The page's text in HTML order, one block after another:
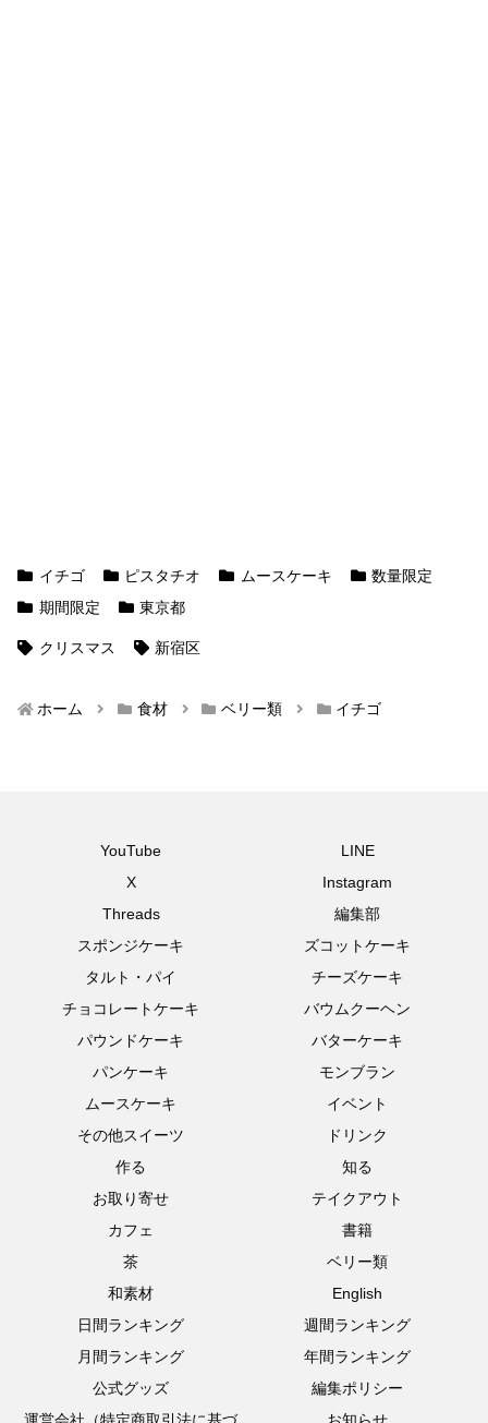
イチゴ ピスタチオ ムースケーキ
数量限定
期間限定
東京都
クリスマス 新宿区
ホーム 食材 ベリー類 イチゴ
YouTube
LINE
X
Instagram
Threads
編集部
スポンジケーキ
ズコットケーキ
タルト・パイ
チーズケーキ
チョコレートケーキ
バウムクーヘン
パウンドケーキ
バターケーキ
パンケーキ
モンブラン
ムースケーキ
イベント
その他スイーツ
ドリンク
作る
知る
お取り寄せ
テイクアウト
カフェ
書籍
茶
ベリー類
和素材
English
日間ランキング
週間ランキング
月間ランキング
年間ランキング
公式グッズ
編集ポリシー